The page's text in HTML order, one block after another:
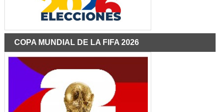
COPA MUNDIAL DE LA FIFA 2026